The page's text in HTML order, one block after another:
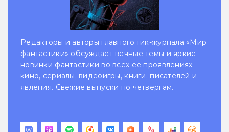
Редакторы и авторы главного гик-журнала «Мир
фантастики» обсуждает вечные темы и яркие
новинки фантастики во всех её проявлениях:
кино, сериалы, видеоигры, книги, писателей и
явления. Свежие выпуски по четвергам.